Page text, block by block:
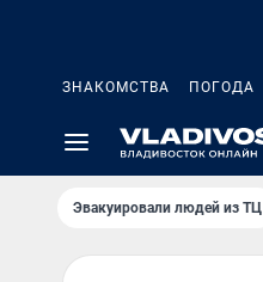
ЗНАКОМСТВА ПОГОДА
Эвакуировали людей из ТЦ